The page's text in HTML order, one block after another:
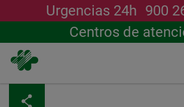
Urgencias 24h 900
Centros de